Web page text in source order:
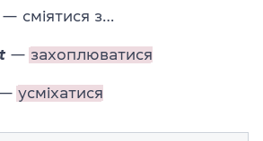
— сміятися з…
— захоплюватися
усміхатися